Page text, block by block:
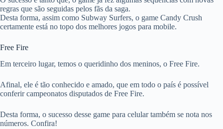
regras que são seguidas pelos fãs da saga.
Desta forma, assim como Subway Surfers, o game Candy Crush
certamente está no topo dos melhores jogos para mobile.
Free Fire
Em terceiro lugar, temos o queridinho dos meninos, o Free Fire.
Afinal, ele é tão conhecido e amado, que em todo o país é possível
conferir campeonatos disputados de Free Fire.
Desta forma, o sucesso desse game para celular também se nota nos
números. Confira!